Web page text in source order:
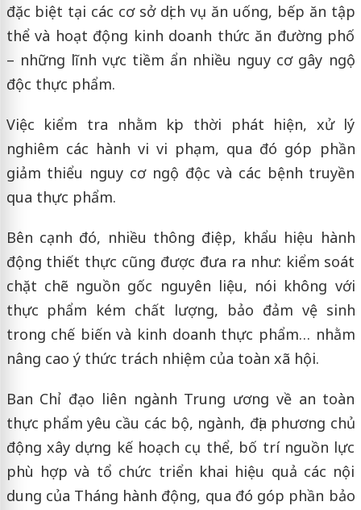
đặc biệt tại các cơ sở dịch vụ ăn uống, bếp ăn tập
thể và hoạt động kinh doanh thức ăn đường phố
– những lĩnh vực tiềm ẩn nhiều nguy cơ gây ngộ
độc thực phẩm.
Việc kiểm tra nhằm kịp thời phát hiện, xử lý
nghiêm các hành vi vi phạm, qua đó góp phần
giảm thiểu nguy cơ ngộ độc và các bệnh truyền
qua thực phẩm.
Bên cạnh đó, nhiều thông điệp, khẩu hiệu hành
động thiết thực cũng được đưa ra như: kiểm soát
chặt chẽ nguồn gốc nguyên liệu, nói không với
thực phẩm kém chất lượng, bảo đảm vệ sinh
trong chế biến và kinh doanh thực phẩm… nhằm
nâng cao ý thức trách nhiệm của toàn xã hội.
Ban Chỉ đạo liên ngành Trung ương về an toàn
thực phẩm yêu cầu các bộ, ngành, địa phương chủ
động xây dựng kế hoạch cụ thể, bố trí nguồn lực
phù hợp và tổ chức triển khai hiệu quả các nội
dung của Tháng hành động, qua đó góp phần bảo